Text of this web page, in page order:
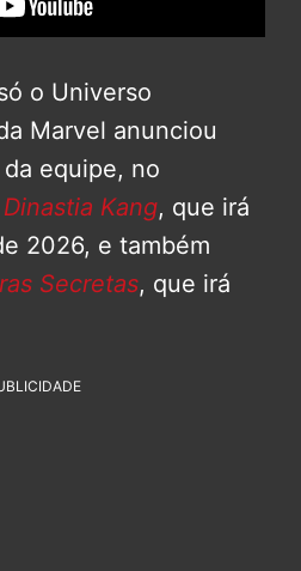
o Universo
Marvel anunciou
equipe, no
Kang, que irá
2026, e também
Secretas, que irá